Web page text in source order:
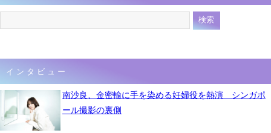
インタビュー
南沙良、金密輸に手を染める妊婦役を熱演 シンガポ
ール撮影の裏側